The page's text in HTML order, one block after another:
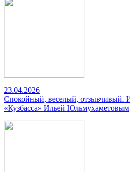
23.04.2026
Спокойный, веселый, отзывчивый.
«Кузбасса» Ильей Юльмухаметовым